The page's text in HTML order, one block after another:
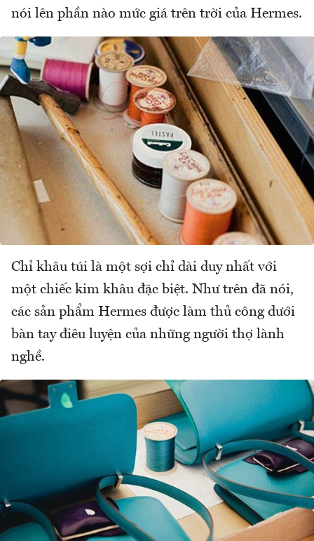
nói lên phần nào mức giá trên trời của Hermes.
Chỉ khâu túi là một sợi chỉ dài duy nhất với
một chiếc kim khâu đặc biệt. Như trên đã nói,
các sản phẩm Hermes được làm thủ công dưới
bàn tay điêu luyện của những người thợ lành
nghề.